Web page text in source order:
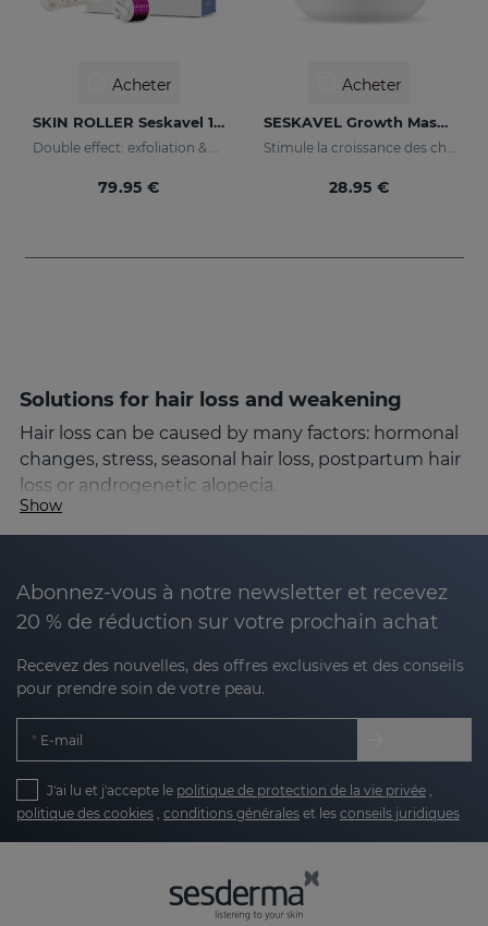
Acheter
SKIN ROLLER Seskavel 10ml
Double effect: exfoliation & effectiveness
79.95 €
Acheter
SESKAVEL Growth Masque Anti-Chute
Stimule la croissance des cheveux.
28.95 €
Solutions for hair loss and weakening
Hair loss can be caused by many factors: hormonal
changes, stress, seasonal hair loss, postpartum hair
loss or androgenetic alopecia.
increases, the hair loses density, thickness and
Strengthen the hair follicle
Improve microcirculation in the scalp
Stimulate hair growth
Its formulas incorporate growth factors, caffeine,
Show
Abonnez-vous à notre newsletter et recevez
20 % de réduction sur votre prochain achat
Recevez des nouvelles, des offres exclusives et des conseils
pour prendre soin de votre peau.
E-mail
J'ai lu et j'accepte le politique de protection de la vie privée ,
politique des cookies , conditions générales et les conseils juridiques